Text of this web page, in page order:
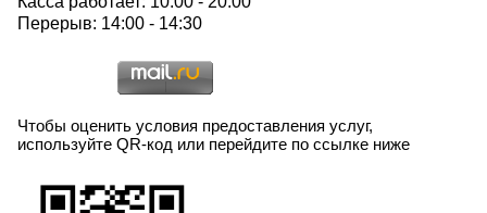
Перерыв: 14:00 - 14:30
Чтобы оценить условия предоставления услуг,
используйте QR-код или перейдите по ссылке ниже